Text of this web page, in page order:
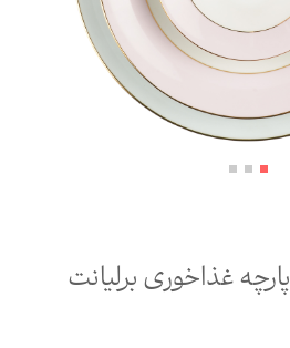
سرویس چینی 35 پارچه غذاخوری برلیانت